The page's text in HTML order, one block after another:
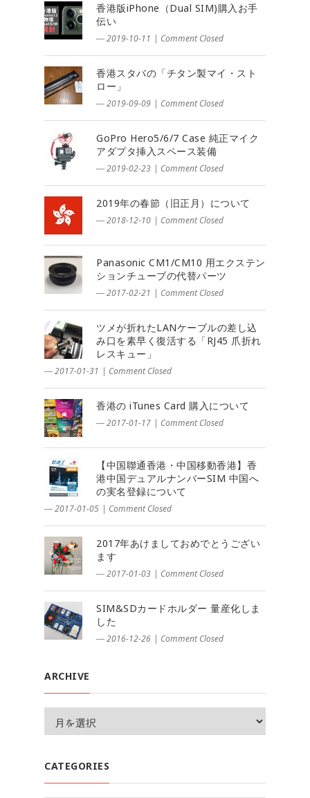
香港版iPhone（Dual SIM)購入お手
伝い
― 2019-10-11 | Comment Closed
香港スタバの「チタン製マイ・スト
ロー」
― 2019-09-09 | Comment Closed
GoPro Hero5/6/7 Case 純正マイク
アダプタ挿入スペース装備
― 2019-02-23 | Comment Closed
2019年の春節（旧正月）について
― 2018-12-10 | Comment Closed
Panasonic CM1/CM10 用エクステン
ションチューブの代替パーツ
― 2017-02-21 | Comment Closed
ツメが折れたLANケーブルの差し込
み口を素早く復活する「RJ45 爪折れ
レスキュー」
― 2017-01-31 | Comment Closed
香港の iTunes Card 購入について
― 2017-01-17 | Comment Closed
【中国聯通香港・中国移動香港】香
港中国デュアルナンバーSIM 中国へ
の実名登録について
― 2017-01-05 | Comment Closed
2017年あけましておめでとうござい
ます
― 2017-01-03 | Comment Closed
SIM&SDカードホルダー 量産化しま
した
― 2016-12-26 | Comment Closed
ARCHIVE
CATEGORIES